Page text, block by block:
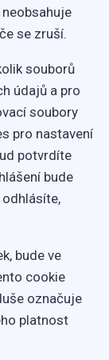
se zruší.
souborů
údajů a pro
soubory
pro nastavení
potvrdíte
bude
bude ve
cookie
označuje
platnost